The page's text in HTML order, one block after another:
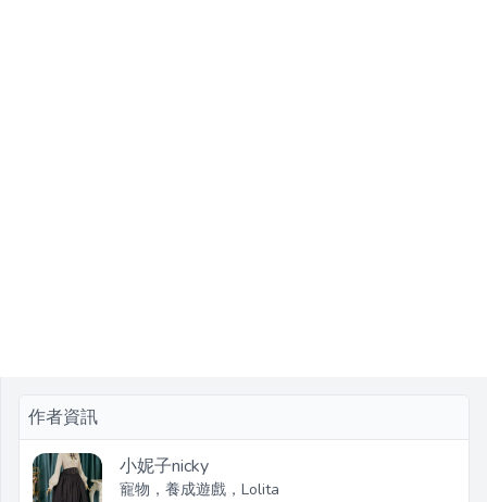
作者資訊
小妮子nicky
寵物，養成遊戲，Lolita